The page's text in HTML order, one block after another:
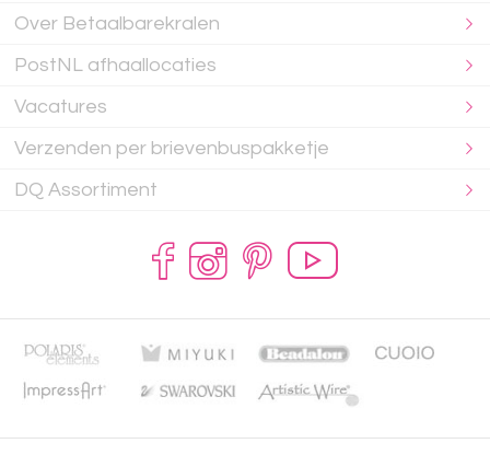
Over Betaalbarekralen
PostNL afhaallocaties
Vacatures
Verzenden per brievenbuspakketje
DQ Assortiment